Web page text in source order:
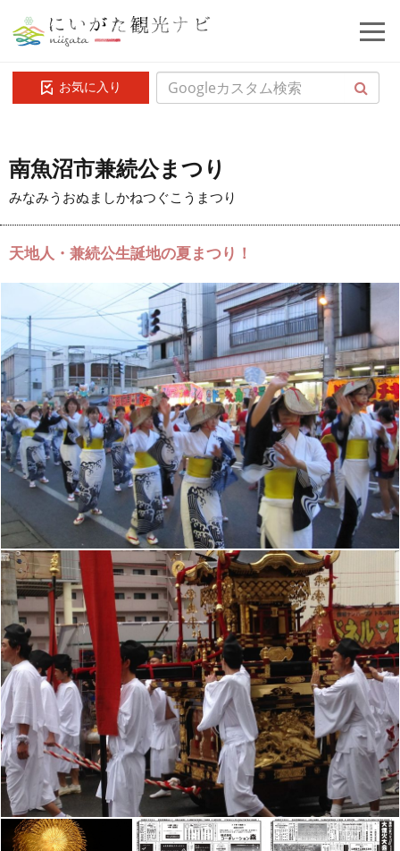
お気に入り
南魚沼市兼続公まつり
みなみうおぬましかねつぐこうまつり
天地人・兼続公生誕地の夏まつり！